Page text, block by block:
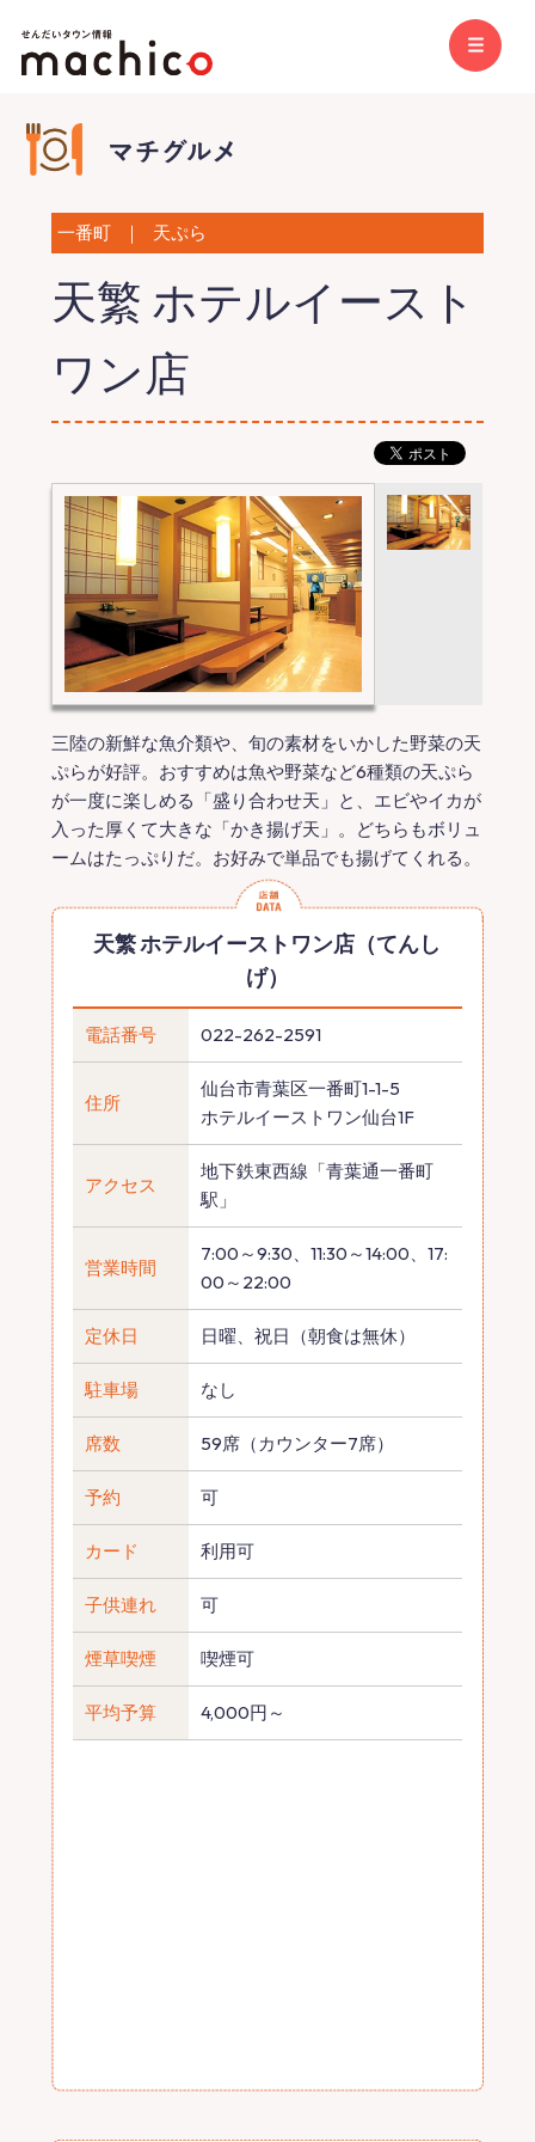
一番町 ｜ 天ぷら
天繁 ホテルイースト
ワン店
三陸の新鮮な魚介類や、旬の素材をいかした野菜の天
ぷらが好評。おすすめは魚や野菜など6種類の天ぷら
が一度に楽しめる「盛り合わせ天」と、エビやイカが
入った厚くて大きな「かき揚げ天」。どちらもボリュ
ームはたっぷりだ。お好みで単品でも揚げてくれる。
天繁 ホテルイーストワン店（てんし
げ）
電話番号 022-262-2591
住所
仙台市青葉区一番町1-1-5
ホテルイーストワン仙台1F
アクセス
地下鉄東西線「青葉通一番町
駅」
営業時間
7:00～9:30、11:30～14:00、17:
00～22:00
定休日 日曜、祝日（朝食は無休）
駐車場 なし
席数 59席（カウンター7席）
予約 可
カード 利用可
子供連れ 可
煙草喫煙 喫煙可
平均予算 4,000円～